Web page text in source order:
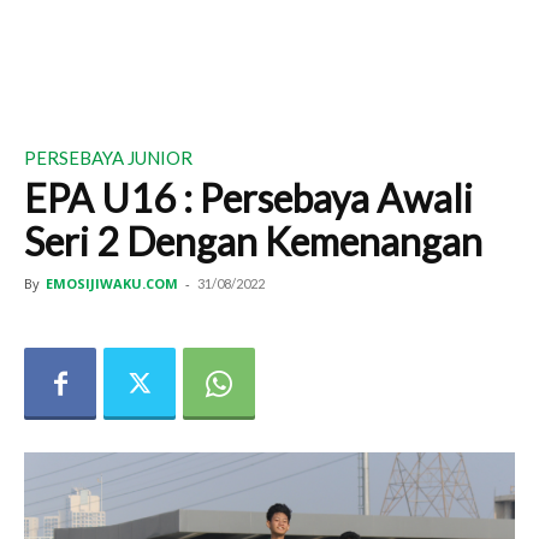
PERSEBAYA JUNIOR
EPA U16 : Persebaya Awali
Seri 2 Dengan Kemenangan
By EMOSIJIWAKU.COM - 31/08/2022